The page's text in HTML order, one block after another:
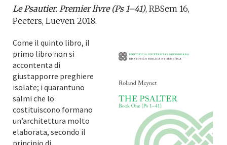
Le Psautier. Premier livre (Ps 1–41), RBSem 16,
Peeters, Lueven 2018.
Come il quinto libro, il
primo libro non si
accontenta di
giustapporre preghiere
isolate; i quarantuno
salmi che lo
costituiscono formano
un’architettura molto
elaborata, secondo il
principio di